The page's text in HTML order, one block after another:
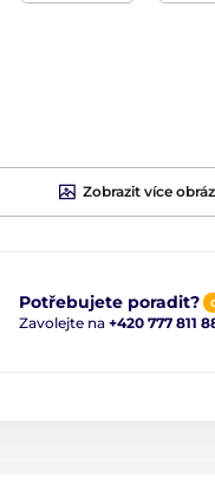
Zobrazit více
Potřebujete poradit?
Zavolejte na +420 777 811